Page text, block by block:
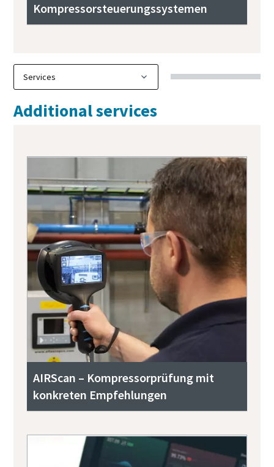
Kompressorsteuerungssystemen
Additional services
AIRScan – Kompressorprüfung mit
konkreten Empfehlungen